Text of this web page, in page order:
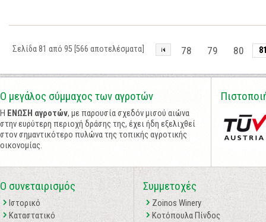
Σελίδα 81 από 95 [566 αποτελέσματα] 78 79 80
Ο μεγάλος σύμμαχος των αγροτών
Η ΕΝΩΣΗ αγροτών, με παρουσία σχεδόν μισού αιώνα
στην ευρύτερη περιοχή δράσης της, έχει ήδη εξελιχθεί
στον σημαντικότερο πυλώνα της τοπικής αγροτικής
οικονομίας.
Ο συνεταιρισμός
Ιστορικό
Καταστατικό
Συμμετοχές
Zoinos Winery
Κοτόπουλα Πίνδος